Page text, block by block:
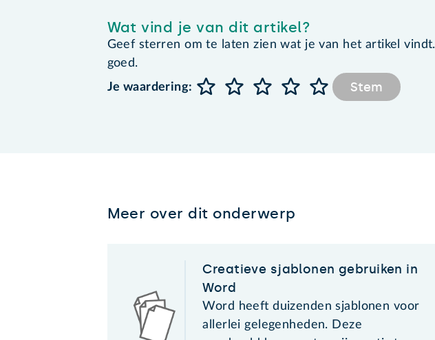
Wat vind je van dit artikel?
Geef sterren om te laten zien wat je van het artikel
goed.
Je waardering:
Stem
Meer over dit onderwerp
Creatieve sjablonen gebruiken in
Word
Word heeft duizenden sjablonen voor
allerlei gelegenheden. Deze